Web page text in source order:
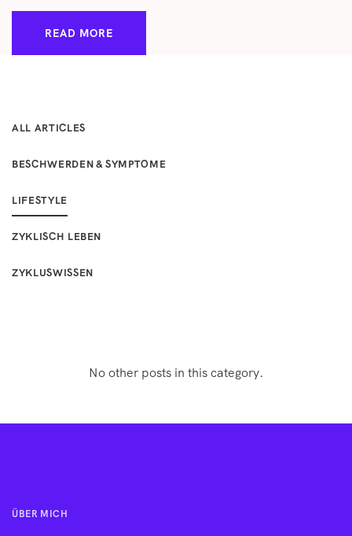
READ MORE
ALL ARTICLES
BESCHWERDEN & SYMPTOME
LIFESTYLE
ZYKLISCH LEBEN
ZYKLUSWISSEN
No other posts in this category.
ÜBER MICH